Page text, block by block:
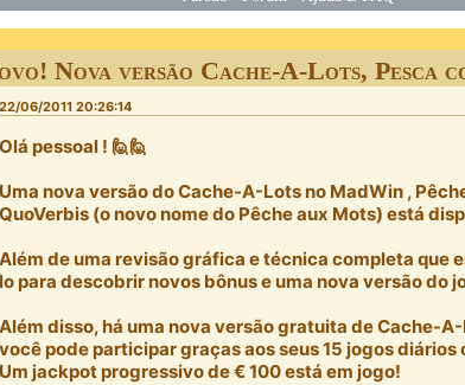
Nova versão Cache-A-Lots, Pesca
22/06/2011 20:26:14
Olá pessoal ! 🙋🙋
Uma nova versão do Cache-A-Lots no MadWin ,
QuoVerbis (o novo nome do Pêche aux Mots) está
Além de uma revisão gráfica e técnica completa que
lo para descobrir novos bônus e uma nova versão do
Além disso, há uma nova versão gratuita de Cache-
você pode participar graças aos seus 15 jogos diários
Um jackpot progressivo de € 100 está em jogo!